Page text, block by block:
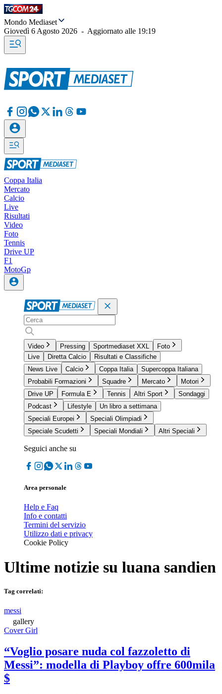
Mondo Mediaset
Giovedì 6 Agosto 2026 - Aggiornato alle 19:19
Coppa Italia
Mercato
Calcio
Live
Risultati
Video
Foto
Tennis
Drive UP
F1
MotoGp
Video Pressing Sportmediaset XXL
Foto
Live
Diretta Calcio
Risultati e Classifiche
News Live
Calcio Coppa Italia
Supercoppa Italiana
Probabili Formazioni
Squadre Mercato
Motori
Drive UP
Formula E Tennis Altri Sport
Sondaggi
Podcast
Lifestyle
Un libro a settimana
Speciali Europei
Speciali Olimpiadi
Speciale Scudetti
Speciali Mondiali Altri Speciali
Seguici anche su
Area personale
Help e Faq
Info e contatti
Termini del servizio
Utilizzo dati e privacy
Cookie Policy
Ultime notizie su luana sandien
Tag correlati:
messi
gallery
Cover Girl
“Voglio posare nuda col fazzoletto di
Messi”: modella di Playboy offre 600mila
$